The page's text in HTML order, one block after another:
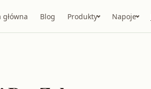
główna Blog Produkty Napoje